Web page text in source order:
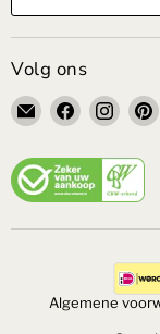
Volg ons
EmailVind
ons
op
Facebook
Vind
ons
op
Algemene